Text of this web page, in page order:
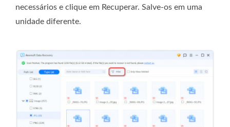
necessários e clique em Recuperar. Salve-os em uma
unidade diferente.